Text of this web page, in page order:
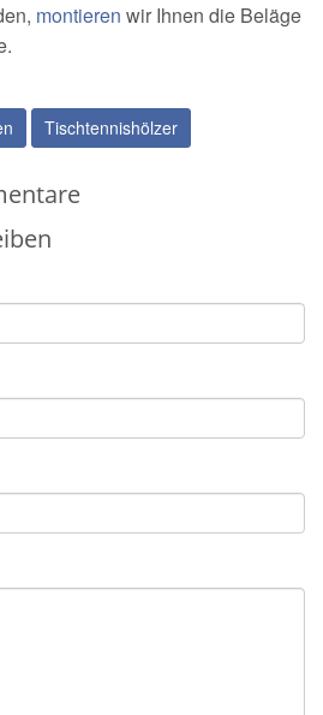
montieren wir Ihnen die Beläge
Tischtennishölzer